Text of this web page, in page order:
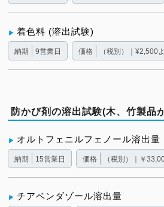
着色料 (溶出試験)
納期 9営業日 価格 （税別）｜¥2,500
防かび剤の溶出試験(木、竹製品
オルトフェニルフェノール溶出量
納期 15営業日 価格 （税別）｜￥
チアベンダゾール溶出量